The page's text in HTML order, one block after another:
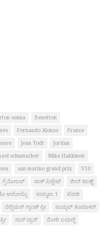
senna
Benetton
Fernando Alonso
France
Jean Todt
Jordan
schumacher
Mika Hakkinen
san marino grand prix
V10
ಗ್ರೆನೋಬಲ್ ಜಾಕ್ ವಿಲ್ನೇವ್
ಜೀನ್ ಟಾಡ್ಟ್
ಅಲೋನ್ಸೊ ಪಾರ್‍ಮುಲಾ 1
ಪೆರಾರಿ
ಬೆಲ್ಜಿಯನ್ ಗ್ರಾಂಡ್ ಪ್ರೀ
ಮಯ್ಕಲ್ ಶೂಮಾಕರ್
ರಾಸ್ ಬ್ರಾನ್
ರೋರಿ ಬಯರ್‍ನ್